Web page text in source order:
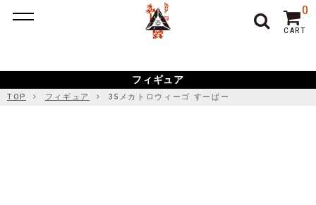
ポーカー アプリ おすすめ
ポー
カーアプリ おすすめ
オンラインポーカー
CART
0
フィギュア
TOP フィギュア 35メカトロウィーゴ すーぱー